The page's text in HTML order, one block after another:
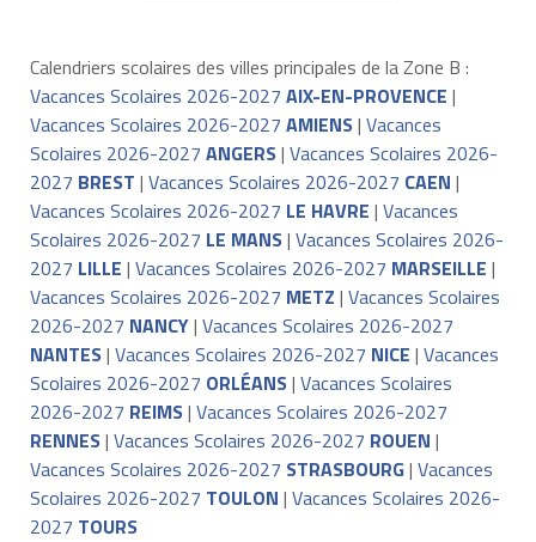
Calendriers scolaires des villes principales de la Zone B :
Vacances Scolaires 2026-2027 AIX-EN-PROVENCE |
Vacances Scolaires 2026-2027 AMIENS| Vacances
Scolaires 2026-2027 ANGERS| Vacances Scolaires 2026-
2027 BREST | Vacances Scolaires 2026-2027 CAEN |
Vacances Scolaires 2026-2027 LE HAVRE | Vacances
Scolaires 2026-2027 LE MANS| Vacances Scolaires 2026-
2027 LILLE | Vacances Scolaires 2026-2027 MARSEILLE |
Vacances Scolaires 2026-2027 METZ | Vacances Scolaires
2026-2027 NANCY| Vacances Scolaires 2026-2027
NANTES| Vacances Scolaires 2026-2027 NICE | Vacances
Scolaires 2026-2027 ORLÉANS| Vacances Scolaires
2026-2027 REIMS| Vacances Scolaires 2026-2027
RENNES| Vacances Scolaires 2026-2027 ROUEN |
Vacances Scolaires 2026-2027 STRASBOURG| Vacances
Scolaires 2026-2027 TOULON | Vacances Scolaires 2026-
2027 TOURS